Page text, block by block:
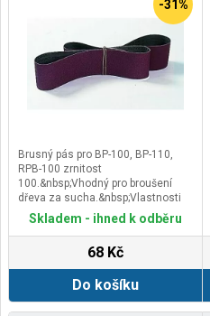
-31%
Brusný pás pro BP-100, BP-110,
RPB-100 zrnitost
100.&nbsp;Vhodný pro broušení
dřeva za sucha.&nbsp;Vlastnosti
vhodný na broušení v pásových
bruskách&nbsp;provedení bez
děr&nbsp;podklad -
plátno&nbsp;posyp – korund
(polootevřená
struktura)&nbsp;pojivo – syntetická
Skladem - ihned k odběru
68 Kč
Do košíku